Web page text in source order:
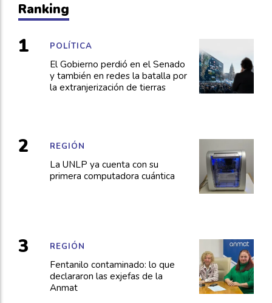
Ranking
El Gobierno perdió en el Senado
y también en redes la batalla por
la extranjerización de tierras
POLÍTICA
La UNLP ya cuenta con su
primera computadora cuántica
REGIÓN
Fentanilo contaminado: lo que
declararon las exjefas de la
Anmat
REGIÓN